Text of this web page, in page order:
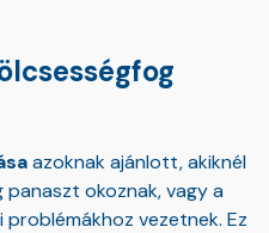
azoknak ajánlott, akiknél
panaszt okoznak, vagy a
vezetnek. Ez